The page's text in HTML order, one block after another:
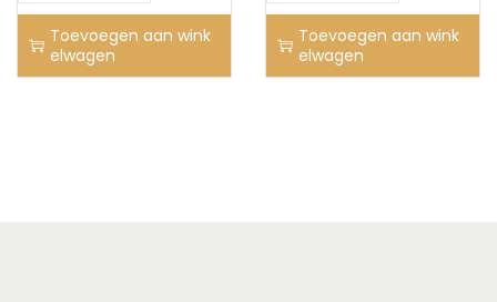
Toevoegen aan wink
elwagen
Toevoegen aan wink
elwagen